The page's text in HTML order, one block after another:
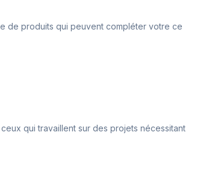
de produits qui peuvent compléter votre ce
qui travaillent sur des projets nécessitant